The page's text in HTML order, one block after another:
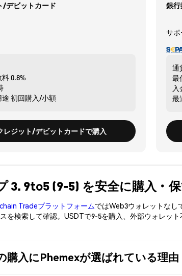
/デビットカード
料0.8%
途 初回購入/小額
レジット/デビットカードで購入
銀
サ
通
最
入
最
3. 9to5 (9-5) を安全に購入・
TradeプラットフォームではWeb3ウォレットなし
を検索して確認。USDTで9-5を購入、外部ウォレッ
購入にPhemexが選ばれている理由